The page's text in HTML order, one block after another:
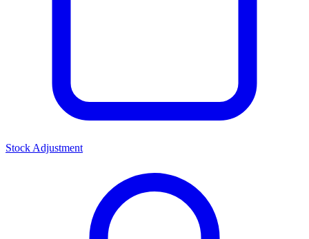
Stock Adjustment